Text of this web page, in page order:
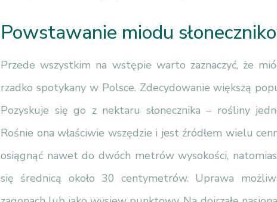
Powstawanie miodu
Przede wszystkim na wstępie warto zaznaczyć, że
rzadko spotykany w Polsce. Zdecydowanie większą
Pozyskuje się go z nektaru słonecznika – rośliny
Rośnie ona właściwie wszędzie i jest źródłem wielu
osiągnąć nawet do dwóch metrów wysokości,
się średnicą około 30 centymetrów. Uprawa